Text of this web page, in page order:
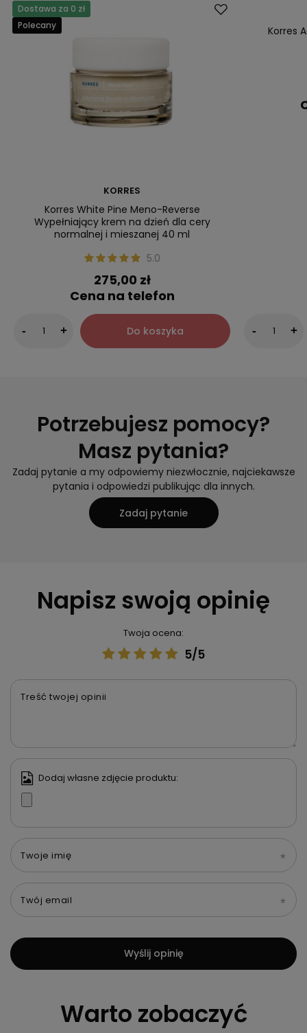
Dostawa za 0 zł
Polecany
KORRES
Korres White Pine Meno-Reverse
Wypełniający krem na dzień dla cery
normalnej i mieszanej 40 ml
5.0
275,00 zł
Cena na telefon
- + Do koszyka
Korres
- +
Potrzebujesz pomocy?
Masz pytania?
Zadaj pytanie a my odpowiemy niezwłocznie, najciekawsze
pytania i odpowiedzi publikując dla innych.
Zadaj pytanie
Napisz swoją opinię
Twoja ocena:
5/5
Treść twojej opinii
Dodaj własne zdjęcie produktu:
Twoje imię
Twój email
Wyślij opinię
Warto zobaczyć